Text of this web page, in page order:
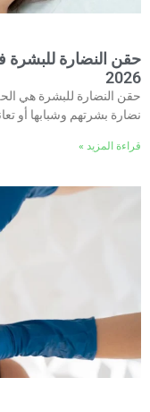
حقن النضارة للبشرة
2026
حقن النضارة للبشرة هي
نضارة بشرتهم وشبابها أو
قراءة المزيد »